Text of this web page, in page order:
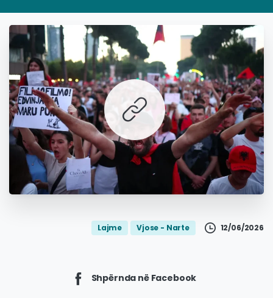
';
Lajme Vjose - Narte 12/06/2026
Shpërnda në Facebook